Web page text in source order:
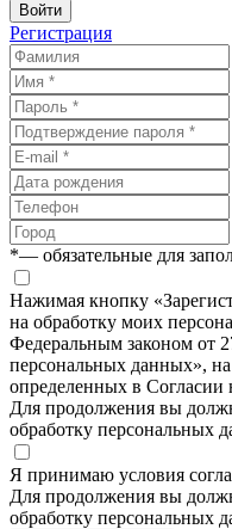
Войти
Регистрация
*— обязательные для
Нажимая кнопку
на обработку моих
Федеральным законом от
персональных данных»,
определенных в Согласии
Для продолжения вы
обработку персональных
Я принимаю условия
Для продолжения вы
обработку персональных